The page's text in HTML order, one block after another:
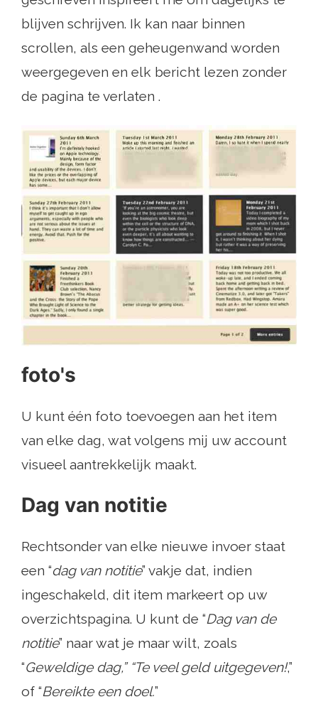
blijven schrijven. Ik kan naar binnen
scrollen, als een geheugenwand worden
weergegeven en elk bericht lezen zonder
de pagina te verlaten .
foto's
U kunt één foto toevoegen aan het item
van elke dag, wat volgens mij uw account
visueel aantrekkelijk maakt.
Dag van notitie
Rechtsonder van elke nieuwe invoer staat
een “dag van notitie” vakje dat, indien
ingeschakeld, dit item markeert op uw
overzichtspagina. U kunt de “Dag van de
notitie” naar wat je maar wilt, zoals
“Geweldige dag,” “Te veel geld uitgegeven!,”
of “Bereikte een doel.”